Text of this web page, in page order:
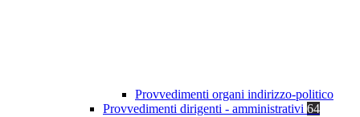
Provvedimenti organi indirizzo-politico
Provvedimenti dirigenti - amministrativi 64